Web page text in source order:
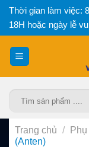
Bỏ
qua
nội
dung
Thời gian làm việc:
18H hoặc ngày lễ
Trang chủ /
(Anten)